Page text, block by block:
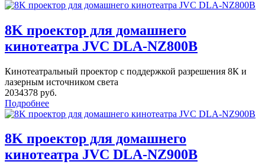
8K проектор для домашнего
кинотеатра JVC DLA-NZ800B
Кинотеатральный проектор с поддержкой разрешения 8К и
лазерным источником света
2034378 руб.
Подробнее
8K проектор для домашнего
кинотеатра JVC DLA-NZ900B